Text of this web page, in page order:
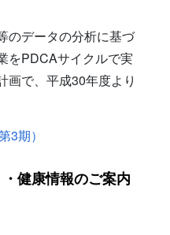
のデータの分析に基づ
をPDCAサイクルで実
画で、平成30年度より
3期）
健康情報のご案内